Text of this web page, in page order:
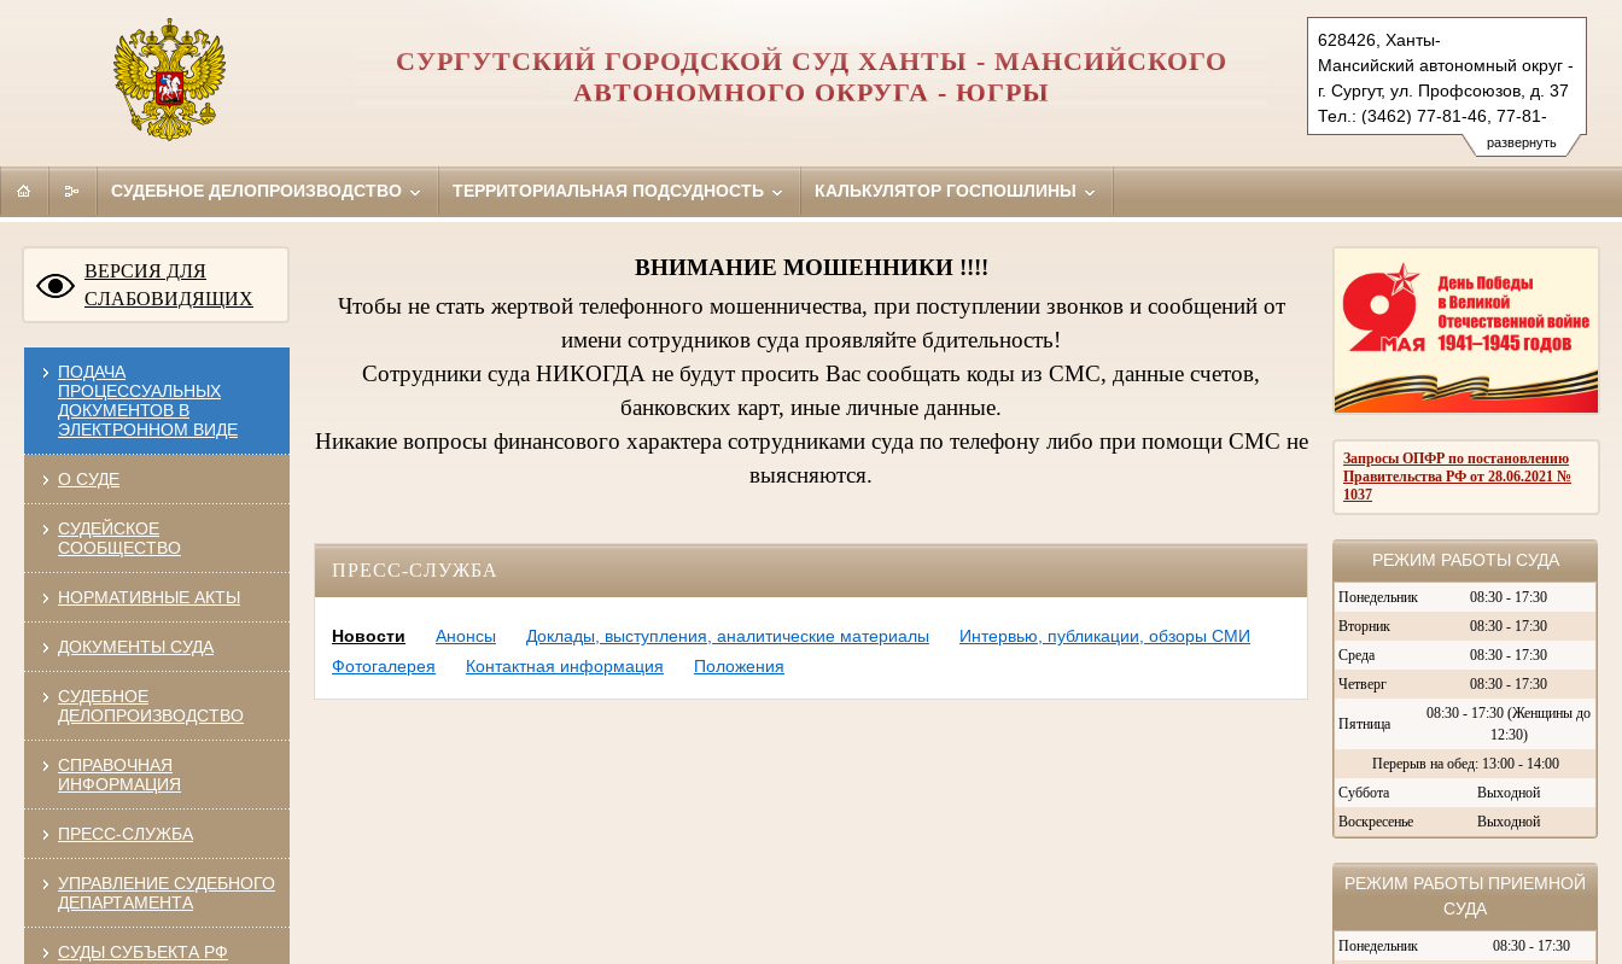
развернуть
628426, Ханты-
Мансийский автономный округ -
г. Сургут, ул. Профсоюзов, д. 37
Тел.: (3462) 77-81-46, 77-81-
69 (ф.)
surggor.hmao@sudrf.ru
СУРГУТСКИЙ ГОРОДСКОЙ СУД ХАНТЫ - МАНСИЙСКОГО
АВТОНОМНОГО ОКРУГА - ЮГРЫ
СУДЕБНОЕ ДЕЛОПРОИЗВОДСТВО ТЕРРИТОРИАЛЬНАЯ ПОДСУДНОСТЬ КАЛЬКУЛЯТОР ГОСПОШЛИНЫ
ВЕРСИЯ ДЛЯ
СЛАБОВИДЯЩИХ
ПОДАЧА
ПРОЦЕССУАЛЬНЫХ
ДОКУМЕНТОВ В
ЭЛЕКТРОННОМ ВИДЕ
О СУДЕ
СУДЕЙСКОЕ
СООБЩЕСТВО
НОРМАТИВНЫЕ АКТЫ
ДОКУМЕНТЫ СУДА
СУДЕБНОЕ
ДЕЛОПРОИЗВОДСТВО
СПРАВОЧНАЯ
ИНФОРМАЦИЯ
ПРЕСС-СЛУЖБА
УПРАВЛЕНИЕ СУДЕБНОГО
ДЕПАРТАМЕНТА
СУДЫ СУБЪЕКТА РФ
Запросы ОПФР по постановлению
Правительства РФ от 28.06.2021 №
1037
РЕЖИМ РАБОТЫ СУДА
Понедельник
08:30 - 17:30
Вторник
08:30 - 17:30
Среда
08:30 - 17:30
Четверг
08:30 - 17:30
Пятница
08:30 - 17:30 (Женщины до
12:30)
Перерыв на обед: 13:00 - 14:00
Суббота
Выходной
Воскресенье
Выходной
РЕЖИМ РАБОТЫ ПРИЕМНОЙ
СУДА
Понедельник
08:30 - 17:30
ВНИМАНИЕ МОШЕННИКИ !!!!
Чтобы не стать жертвой телефонного мошенничества, при поступлении звонков и сообщений от
имени сотрудников суда проявляйте бдительность!
Сотрудники суда НИКОГДА не будут просить Вас сообщать коды из СМС, данные счетов,
банковских карт, иные личные данные.
Никакие вопросы финансового характера сотрудниками суда по телефону либо при помощи СМС не
выясняются.
ПРЕСС-СЛУЖБА
Новости Анонсы Доклады, выступления, аналитические материалы
Интервью, публикации, обзоры СМИ
Фотогалерея
Контактная информация Положения